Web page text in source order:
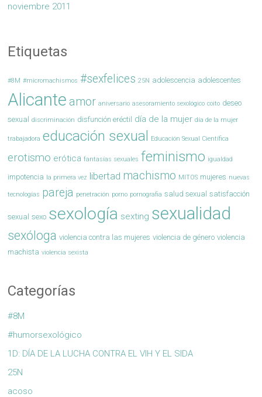
noviembre 2011
Etiquetas
#8M #micromachismos #sexfelices 25N adolescencia adolescentes
Alicante amor aniversario asesoramiento sexológico coito deseo
sexual discriminación disfunción eréctil día de la mujer día de la mujer
trabajadora educación sexual Educación Sexual Científica
erotismo erótica fantasías sexuales feminismo igualdad
impotencia la primera vez libertad machismo MITOS mujeres nuevas
tecnologías pareja penetración porno pornografia salud sexual satisfacción
sexual sexo sexología sexting sexualidad
sexóloga violencia contra las mujeres violencia de género violencia
machista violencia sexista
Categorías
#8M
#humorsexológico
1D: DÍA DE LA LUCHA CONTRA EL VIH Y EL SIDA
25N
acoso